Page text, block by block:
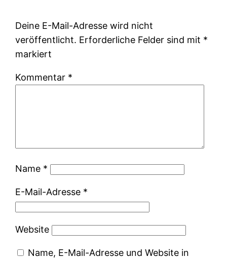
Deine E-Mail-Adresse wird nicht
veröffentlicht. Erforderliche Felder sind mit *
markiert
Kommentar *
Name *
E-Mail-Adresse *
Website
Name, E-Mail-Adresse und Website in